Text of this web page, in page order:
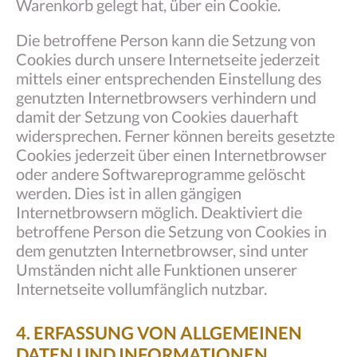
Warenkorb gelegt hat, über ein Cookie.
Die betroffene Person kann die Setzung von
Cookies durch unsere Internetseite jederzeit
mittels einer entsprechenden Einstellung des
genutzten Internetbrowsers verhindern und
damit der Setzung von Cookies dauerhaft
widersprechen. Ferner können bereits gesetzte
Cookies jederzeit über einen Internetbrowser
oder andere Softwareprogramme gelöscht
werden. Dies ist in allen gängigen
Internetbrowsern möglich. Deaktiviert die
betroffene Person die Setzung von Cookies in
dem genutzten Internetbrowser, sind unter
Umständen nicht alle Funktionen unserer
Internetseite vollumfänglich nutzbar.
4. ERFASSUNG VON ALLGEMEINEN